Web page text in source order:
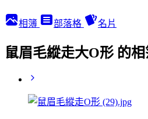
相簿 部落格 名片
鼠眉毛縱走大O形 的相